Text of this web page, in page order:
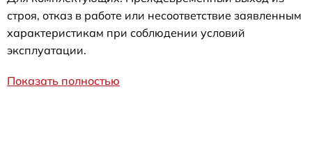
строя, отказ в работе или несоответствие заявленным
характеристикам при соблюдении условий
эксплуатации.
Показать полностью